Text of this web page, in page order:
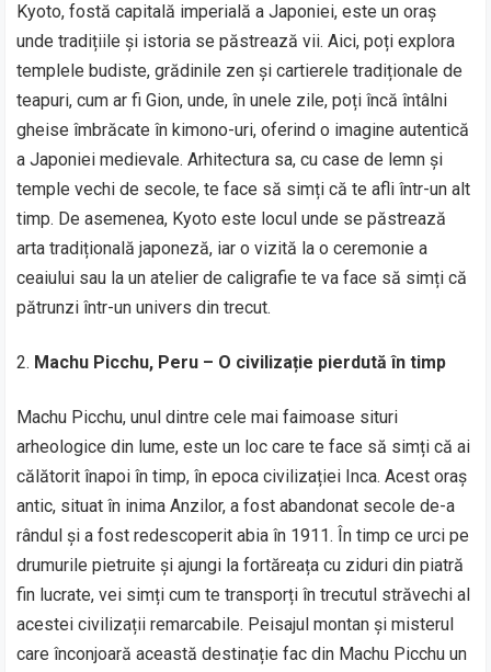
Kyoto, fostă capitală imperială a Japoniei, este un oraș
unde tradițiile și istoria se păstrează vii. Aici, poți explora
templele budiste, grădinile zen și cartierele tradiționale de
teapuri, cum ar fi Gion, unde, în unele zile, poți încă întâlni
gheise îmbrăcate în kimono-uri, oferind o imagine autentică
a Japoniei medievale. Arhitectura sa, cu case de lemn și
temple vechi de secole, te face să simți că te afli într-un alt
timp. De asemenea, Kyoto este locul unde se păstrează
arta tradițională japoneză, iar o vizită la o ceremonie a
ceaiului sau la un atelier de caligrafie te va face să simți că
pătrunzi într-un univers din trecut.
Machu Picchu, Peru – O civilizație pierdută în timp
Machu Picchu, unul dintre cele mai faimoase situri
arheologice din lume, este un loc care te face să simți că ai
călătorit înapoi în timp, în epoca civilizației Inca. Acest oraș
antic, situat în inima Anzilor, a fost abandonat secole de-a
rândul și a fost redescoperit abia în 1911. În timp ce urci pe
drumurile pietruite și ajungi la fortăreața cu ziduri din piatră
fin lucrate, vei simți cum te transporți în trecutul străvechi al
acestei civilizații remarcabile. Peisajul montan și misterul
care înconjoară această destinație fac din Machu Picchu un